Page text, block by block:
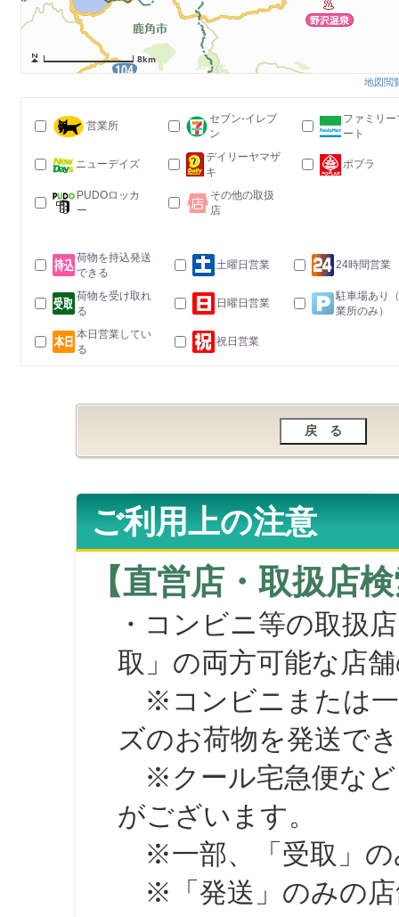
8km
地図閲
営業所
セブン-イレブ
ン
ファミリー
ート
ニューデイズ
デイリーヤマザ
キ
ポプラ
PUDOロッカ
ー
その他の取扱
店
荷物を持込発送
できる
土曜日営業 24時間営業
荷物を受け取れ
る
日曜日営業
駐車場あり
業所のみ）
本日営業してい
る
祝日営業
ご利用上の注意
【直営店・取扱店
・コンビニ等の取扱
取」の両方可能な店
※コンビニまたは一
ズのお荷物を発送で
※クール宅急便など
がございます。
※一部、「受取」の
※「発送」のみの店